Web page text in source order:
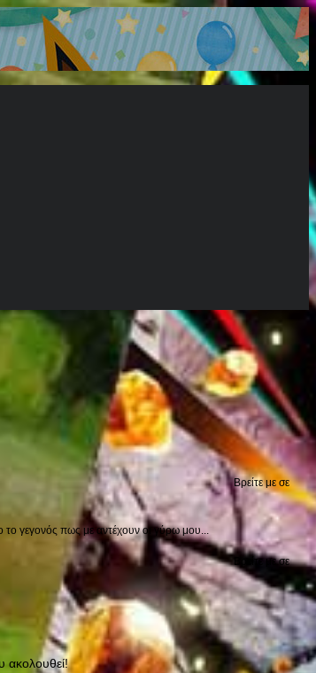
Βρείτε με σε
γεγονός πως με αντέχουν οι γύρω μου...
Βρείτε με σε
ακολουθεί!